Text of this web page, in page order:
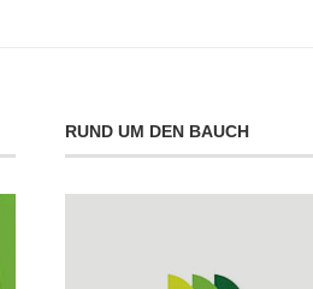
RUND UM DEN BAUCH